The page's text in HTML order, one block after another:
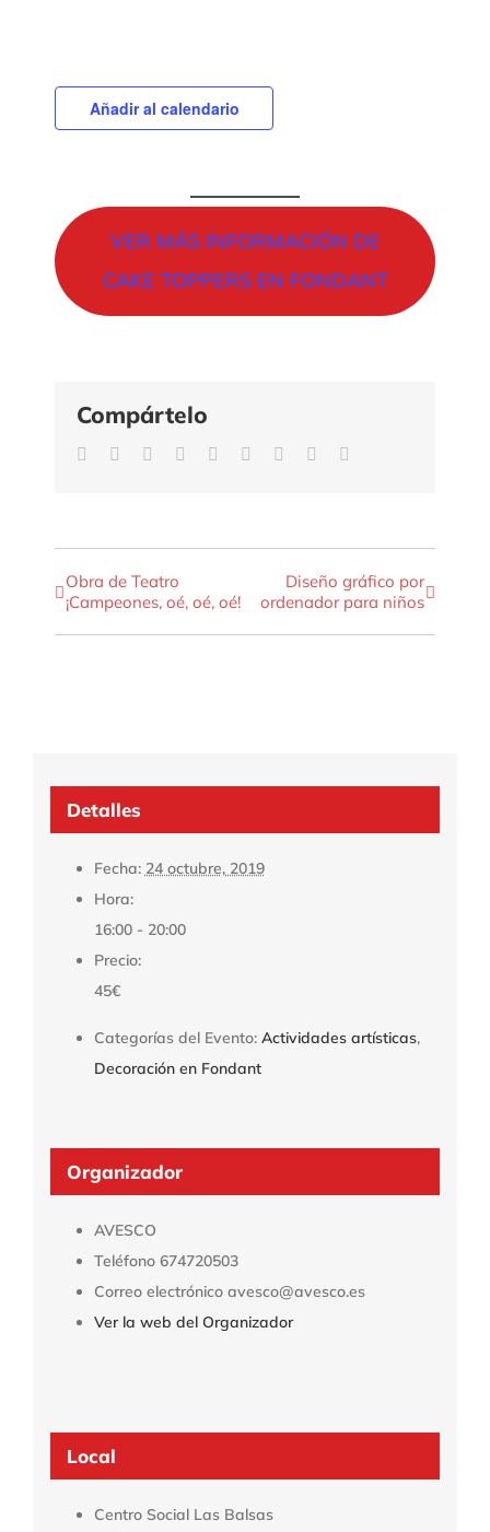
Añadir al calendario
VER MÁS INFORMACIÓN DE
CAKE TOPPERS EN FONDANT
Compártelo
Facebook
TwitterReddit LinkedInWhatsApp
TumblrPinterest
Navegación
del
Obra de Teatro
¡Campeones, oé, oé, oé!
Diseño gráfico por
ordenador para niños
Detalles
Fecha: 24 octubre, 2019
Hora:
16:00 - 20:00
Precio:
45€
Categorías del Evento: Actividades artísticas,
Decoración en Fondant
Organizador
AVESCO
Teléfono 674720503
Correo electrónico avesco@avesco.es
Ver la web del Organizador
Local
Centro Social Las Balsas